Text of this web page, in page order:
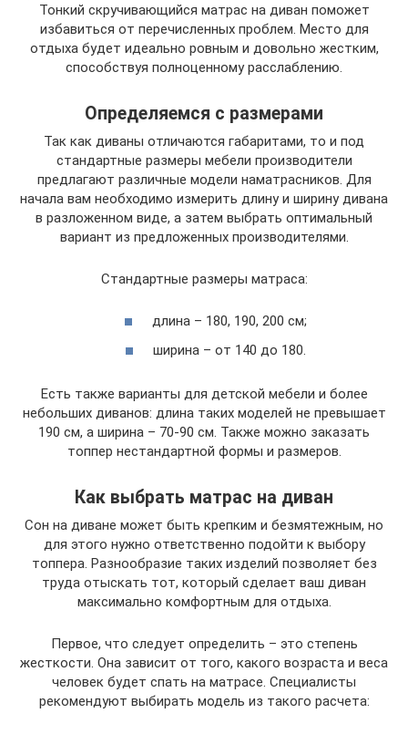
Тонкий скручивающийся матрас на диван поможет
избавиться от перечисленных проблем. Место для
отдыха будет идеально ровным и довольно жестким,
способствуя полноценному расслаблению.
Определяемся с размерами
Так как диваны отличаются габаритами, то и под
стандартные размеры мебели производители
предлагают различные модели наматрасников. Для
начала вам необходимо измерить длину и ширину дивана
в разложенном виде, а затем выбрать оптимальный
вариант из предложенных производителями.
Стандартные размеры матраса:
длина – 180, 190, 200 см;
ширина – от 140 до 180.
Есть также варианты для детской мебели и более
небольших диванов: длина таких моделей не превышает
190 см, а ширина – 70-90 см. Также можно заказать
топпер нестандартной формы и размеров.
Как выбрать матрас на диван
Сон на диване может быть крепким и безмятежным, но
для этого нужно ответственно подойти к выбору
топпера. Разнообразие таких изделий позволяет без
труда отыскать тот, который сделает ваш диван
максимально комфортным для отдыха.
Первое, что следует определить – это степень
жесткости. Она зависит от того, какого возраста и веса
человек будет спать на матрасе. Специалисты
рекомендуют выбирать модель из такого расчета: